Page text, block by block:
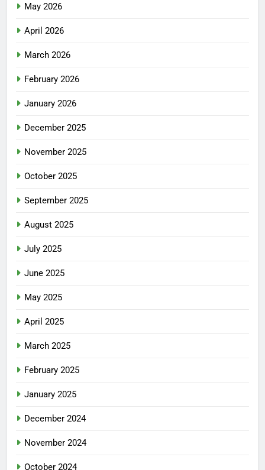
May 2026
April 2026
March 2026
February 2026
January 2026
December 2025
November 2025
October 2025
September 2025
August 2025
July 2025
June 2025
May 2025
April 2025
March 2025
February 2025
January 2025
December 2024
November 2024
October 2024